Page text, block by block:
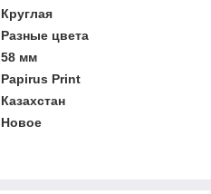
Круглая
Разные цвета
58 мм
Papirus Print
Казахстан
Новое